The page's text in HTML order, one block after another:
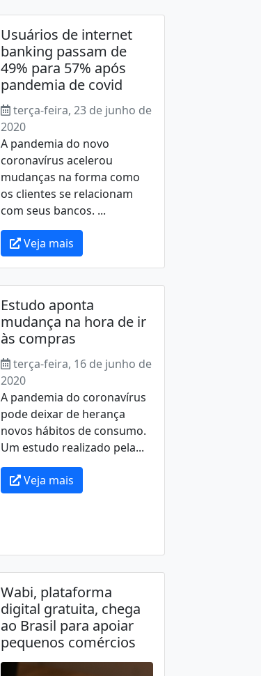
Usuários de internet
banking passam de
49% para 57% após
pandemia de covid
terça-feira, 23 de junho de
2020
A pandemia do novo
coronavírus acelerou
mudanças na forma como
os clientes se relacionam
com seus bancos. ...
Veja mais
Estudo aponta
mudança na hora de ir
às compras
terça-feira, 16 de junho de
2020
A pandemia do coronavírus
pode deixar de herança
novos hábitos de consumo.
Um estudo realizado pela...
Veja mais
Wabi, plataforma
digital gratuita, chega
ao Brasil para apoiar
pequenos comércios